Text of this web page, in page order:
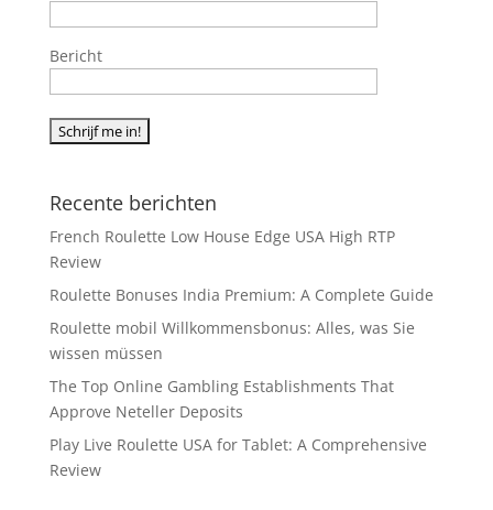
Bericht
Recente berichten
French Roulette Low House Edge USA High RTP
Review
Roulette Bonuses India Premium: A Complete Guide
Roulette mobil Willkommensbonus: Alles, was Sie
wissen müssen
The Top Online Gambling Establishments That
Approve Neteller Deposits
Play Live Roulette USA for Tablet: A Comprehensive
Review